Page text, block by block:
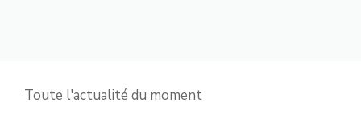
Toute l'actualité du moment